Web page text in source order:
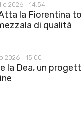
2026 - 14:54
la Fiorentina
di qualità
2026 - 15:00
la Dea, un